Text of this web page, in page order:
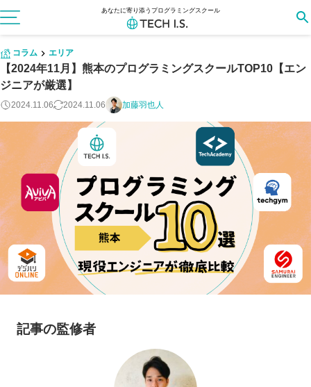
あなたに寄り添うプログラミングスクール
コラム エリア
【2024年11月】熊本のプログラミングスクールTOP10【エン
ジニアが厳選】
2024.11.06 2024.11.06 加藤羽也人
記事の監修者